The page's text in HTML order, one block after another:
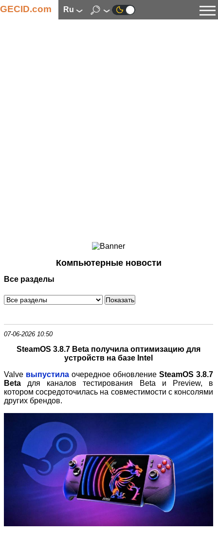
GECID.com ru
Смартфоны
Периферия
Программное обеспечение
Компьютерные новости
Все разделы
07-06-2026 10:50
SteamOS 3.8.7 Beta получила оптимизацию для
устройств на базе Intel
Valve выпустила очередное обновлениеSteamOS 3.8.7
Beta для каналов тестирования Beta и Preview, в
котором сосредоточилась на совместимости с консолями
других брендов.